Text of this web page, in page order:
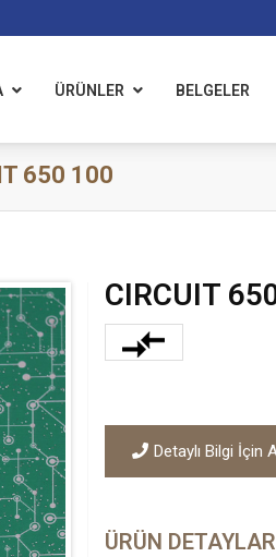
ÜRÜNLER BELGELER
650 100
CIRCUIT
Detaylı Bilgi İçin
ÜRÜN